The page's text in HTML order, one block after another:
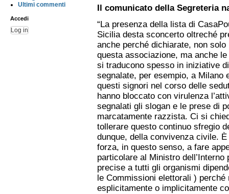
Ultimi commenti
Accedi
Log in
Il comunicato della Segreteria
“La presenza della lista di
Sicilia desta sconcerto oltreché
anche perché dichiarate, non
questa associazione, ma anche
si traducono spesso in iniziative
segnalate, per esempio, a Milano
questi signori nel corso delle
hanno bloccato con virulenza
segnalati gli slogan e le prese di
marcatamente razzista. Ci si
tollerare questo continuo sfregio
dunque, della convivenza civile.
forza, in questo senso, a fare
particolare al Ministro
precise a tutti gli organismi
le Commissioni elettorali )
esplicitamente o implicitamente